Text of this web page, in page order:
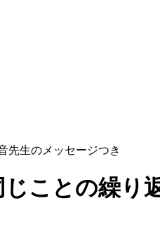
先生のメッセージつき
ことの繰り